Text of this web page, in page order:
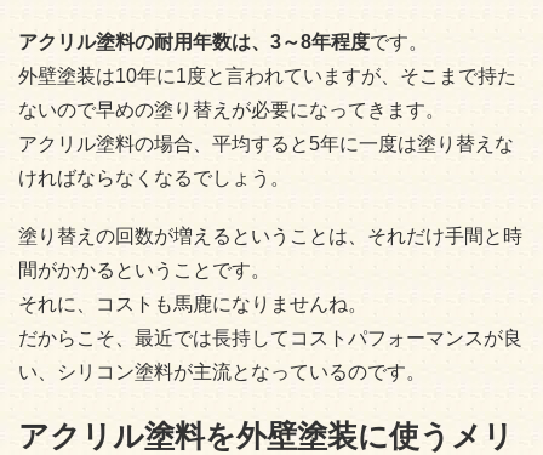
アクリル塗料の耐用年数は、3～8年程度です。
外壁塗装は10年に1度と言われていますが、そこまで持た
ないので早めの塗り替えが必要になってきます。
アクリル塗料の場合、平均すると5年に一度は塗り替えな
ければならなくなるでしょう。
塗り替えの回数が増えるということは、それだけ手間と時
間がかかるということです。
それに、コストも馬鹿になりませんね。
だからこそ、最近では長持してコストパフォーマンスが良
い、シリコン塗料が主流となっているのです。
アクリル塗料を外壁塗装に使うメリ